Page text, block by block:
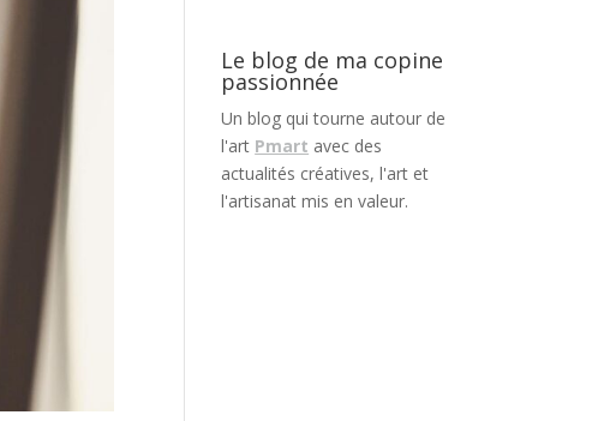
Le blog de ma copine
passionnée
Un blog qui tourne autour de
l'art Pmart avec des
actualités créatives, l'art et
l'artisanat mis en valeur.